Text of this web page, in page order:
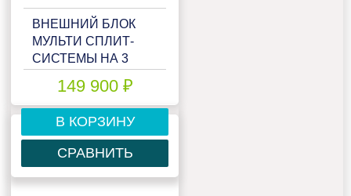
ВНЕШНИЙ БЛОК
МУЛЬТИ СПЛИТ-
СИСТЕМЫ НА 3
FREE MATCH
3U70S2SR5FA
149 900 ₽
В КОРЗИНУ
СРАВНИТЬ